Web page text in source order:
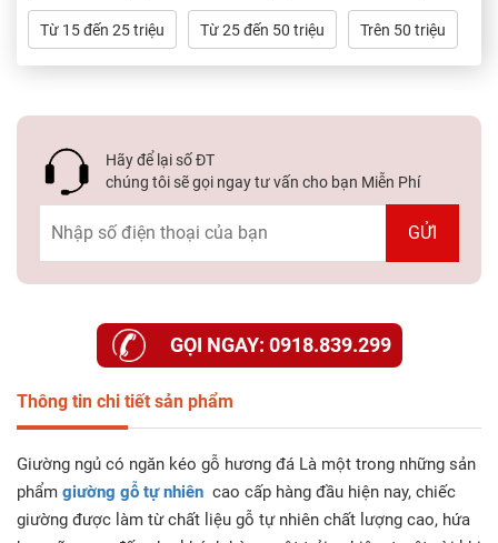
Từ 15 đến 25 triệu Từ 25 đến 50 triệu Trên 50 triệu
Hãy để lại số ĐT
chúng tôi sẽ gọi ngay tư vấn cho bạn Miễn Phí
GỌI NGAY: 0918.839.299
Thông tin chi tiết sản phẩm
Giường ngủ có ngăn kéo gỗ hương đá Là một trong những sản
phẩm giường gỗ tự nhiên cao cấp hàng đầu hiện nay, chiếc
giường được làm từ chất liệu gỗ tự nhiên chất lượng cao, hứa